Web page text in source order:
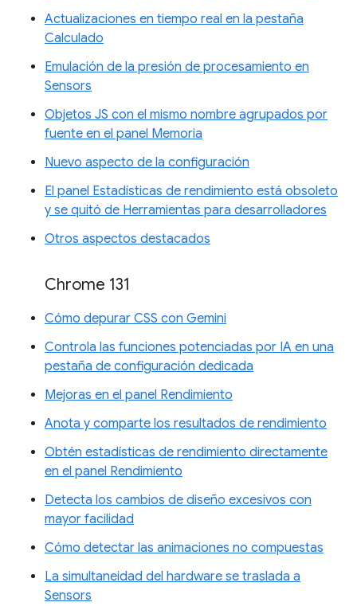
Actualizaciones en tiempo real en la pestaña
Calculado
Emulación de la presión de procesamiento en
Sensors
Objetos JS con el mismo nombre agrupados por
fuente en el panel Memoria
Nuevo aspecto de la configuración
El panel Estadísticas de rendimiento está obsoleto
y se quitó de Herramientas para desarrolladores
Otros aspectos destacados
Chrome 131
Cómo depurar CSS con Gemini
Controla las funciones potenciadas por IA en una
pestaña de configuración dedicada
Mejoras en el panel Rendimiento
Anota y comparte los resultados de rendimiento
Obtén estadísticas de rendimiento directamente
en el panel Rendimiento
Detecta los cambios de diseño excesivos con
mayor facilidad
Cómo detectar las animaciones no compuestas
La simultaneidad del hardware se traslada a
Sensors